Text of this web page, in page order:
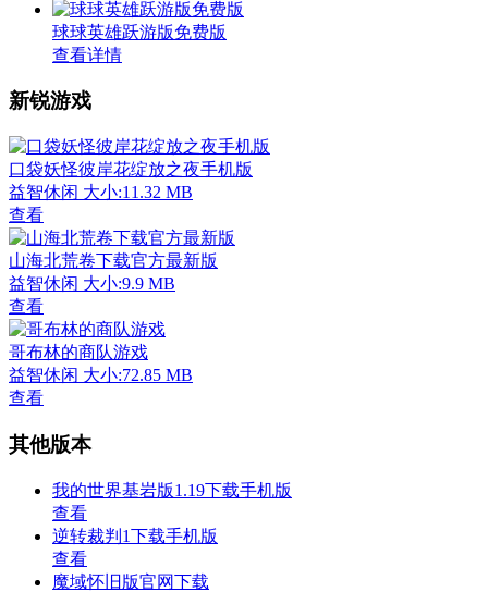
球球英雄跃游版免费版
查看详情
新锐游戏
口袋妖怪彼岸花绽放之夜手机版
益智休闲 大小:11.32 MB
查看
山海北荒卷下载官方最新版
益智休闲 大小:9.9 MB
查看
哥布林的商队游戏
益智休闲 大小:72.85 MB
查看
其他版本
我的世界基岩版1.19下载手机版
查看
逆转裁判1下载手机版
查看
魔域怀旧版官网下载